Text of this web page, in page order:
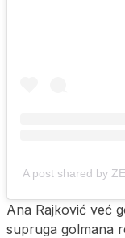
A post shared by
Ana Rajković već
supruga golmana